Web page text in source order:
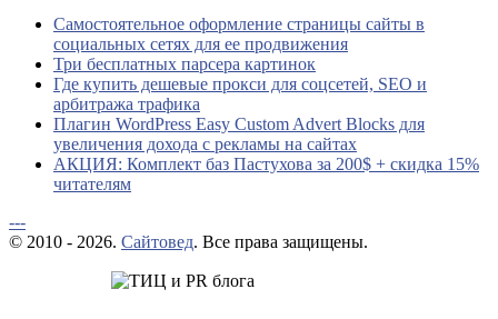
Самостоятельное оформление страницы сайты в
социальных сетях для ее продвижения
Три бесплатных парсера картинок
Где купить дешевые прокси для соцсетей, SEO и
арбитража трафика
Плагин WordPress Easy Custom Advert Blocks для
увеличения дохода с рекламы на сайтах
АКЦИЯ: Комплект баз Пастухова за 200$ + скидка 15%
читателям
---
© 2010 - 2026. Сайтовед. Все права защищены.